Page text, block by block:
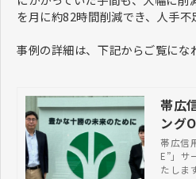
を月に約82時間削減でき、人手不
事例の詳細は、下記からご覧にな
帯広
ング
ンス
帯広信
E”」サ
たしま